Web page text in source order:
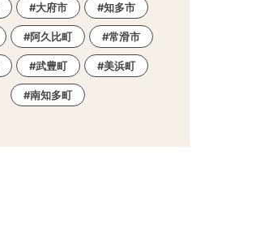
大府市 知多市
阿久比町 常滑市
武豊町 美浜町
南知多町